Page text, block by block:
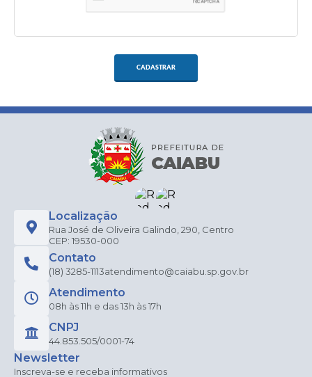
CADASTRAR
Localização
Rua José de Oliveira Galindo, 290, Centro
CEP: 19530-000
Contato
(18) 3285-1113atendimento@caiabu.sp.gov.br
Atendimento
08h às 11h e das 13h às 17h
CNPJ
44.853.505/0001-74
Newsletter
Inscreva-se e receba informativos